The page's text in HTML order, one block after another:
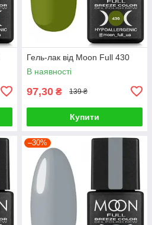
Гель-лак від Moon Full 430
В наявності
97,30 ₴ 139 ₴
Купити
–30%